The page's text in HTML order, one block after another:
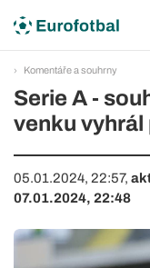
Komentáře a souhrny
Serie A -
venku
05.01.2024, 22:57,
07.01.2024, 22:48